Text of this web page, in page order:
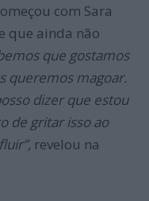
com Sara
que ainda não
que gostamos
queremos magoar.
dizer que estou
de gritar isso ao
revelou na